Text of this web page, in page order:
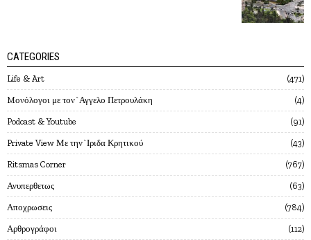
CATEGORIES
Life & Art 471
Mονόλογοι με τον`Αγγελο Πετρουλάκη 4
Podcast & Youtube 91
Private View Με την`Ιριδα Κρητικού 43
Ritsmas Corner 767
Ανυπερθετως 63
Αποχρωσεις 784
Αρθρογράφοι 112